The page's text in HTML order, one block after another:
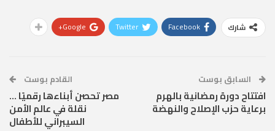
شارك Facebook
Twitter
Google+
السابق بوست
افتتاح دورة رمضانية بالهرم
برعاية حزب الإصلاح والنهضة
القادم بوست
مصر تحصن أبناءها رقميًا …
نقلة في عالم الأمن
السيبراني للأطفال